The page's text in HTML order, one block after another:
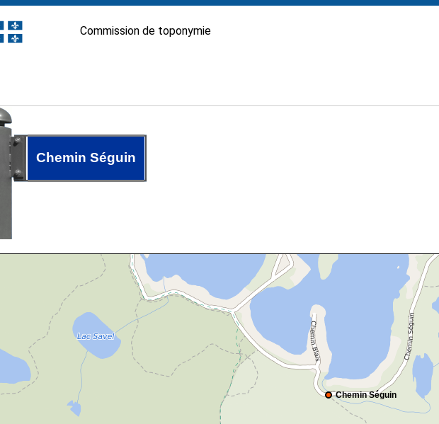
Commission de toponymie
Chemin Séguin
Chemin Séguin